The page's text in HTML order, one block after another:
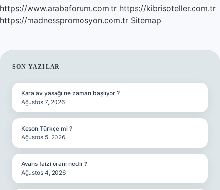
https://www.arabaforum.com.tr https://kibrisoteller.com.tr
https://madnesspromosyon.com.tr Sitemap
SIDEBAR
SON YAZILAR
Kara av yasağı ne zaman başlıyor ?
Ağustos 7, 2026
Keson Türkçe mi ?
Ağustos 5, 2026
Avans faizi oranı nedir ?
Ağustos 4, 2026